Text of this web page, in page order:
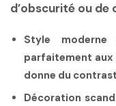
d’obscurité ou de
Style moderne
parfaitement aux
donne du
Décoration